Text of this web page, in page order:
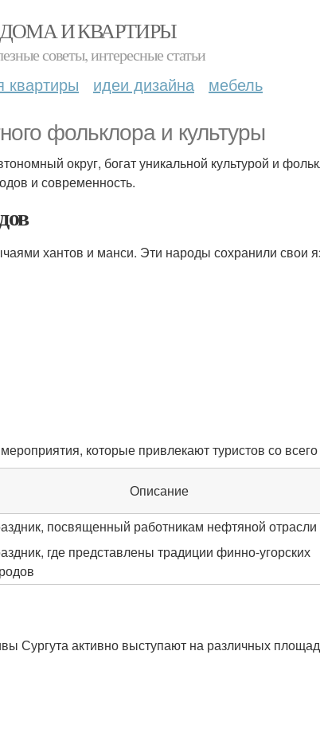
ДОМА И КВАРТИРЫ
советы, интересные статьи
квартиры идеи дизайна мебель
фольклора и культуры
округ, богат уникальной культурой и
и современность.
хантов и манси. Эти народы сохранили свои
которые привлекают туристов со
Описание
посвященный работникам нефтяной отрасли
где представлены традиции финно-угорских
Сургута активно выступают на различных